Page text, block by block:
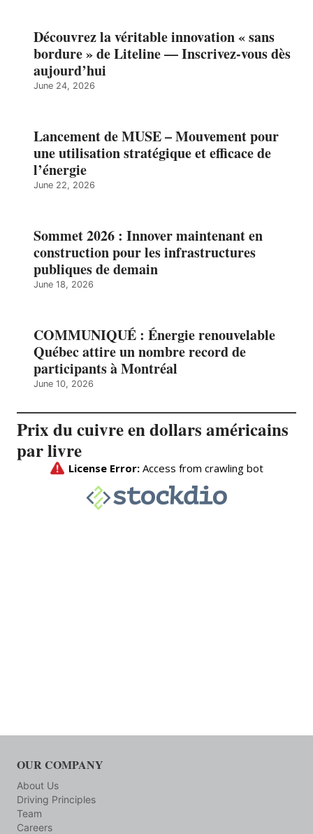
Découvrez la véritable innovation « sans
bordure » de Liteline — Inscrivez-vous dès
aujourd’hui
June 24, 2026
Lancement de MUSE – Mouvement pour
une utilisation stratégique et efficace de
l’énergie
June 22, 2026
Sommet 2026 : Innover maintenant en
construction pour les infrastructures
publiques de demain
June 18, 2026
COMMUNIQUÉ : Énergie renouvelable
Québec attire un nombre record de
participants à Montréal
June 10, 2026
Prix du cuivre en dollars américains
par livre
OUR COMPANY
About Us
Driving Principles
Team
Careers